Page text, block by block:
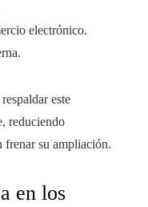
electrónico.
este
reduciendo
frenar su ampliación.
en los